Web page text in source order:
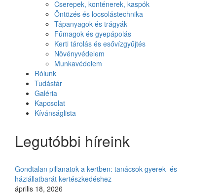
Cserepek, konténerek, kaspók
Öntözés és locsolástechnika
Tápanyagok és trágyák
Fűmagok és gyepápolás
Kerti tárolás és esővízgyűjtés
Növényvédelem
Munkavédelem
Rólunk
Tudástár
Galéria
Kapcsolat
Kívánságlista
Legutóbbi híreink
Gondtalan pillanatok a kertben: tanácsok gyerek- és
háziállatbarát kertészkedéshez
április 18, 2026